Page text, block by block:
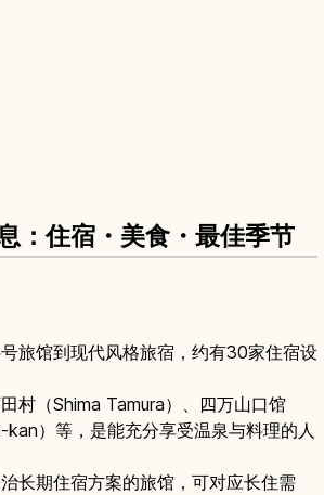
：住宿・美食・最佳季节
旅馆到现代风格旅宿，约有30家住宿设
村（Shima Tamura）、四万山口馆
kan）等，是能充分享受温泉与料理的人
长期住宿方案的旅馆，可对应长住需